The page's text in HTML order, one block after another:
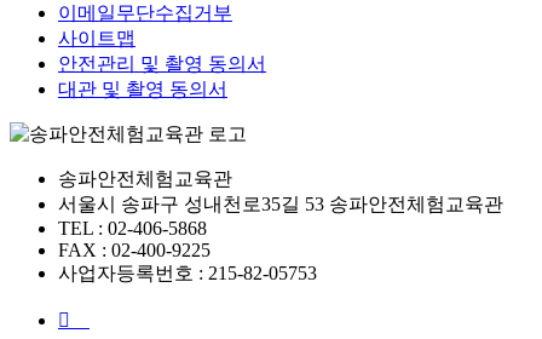
이메일무단수집거부
사이트맵
안전관리 및 촬영 동의서
대관 및 촬영 동의서
송파안전체험교육관
서울시 송파구 성내천로35길 53 송파안전체험교육관
TEL : 02-406-5868
FAX : 02-400-9225
사업자등록번호 : 215-82-05753